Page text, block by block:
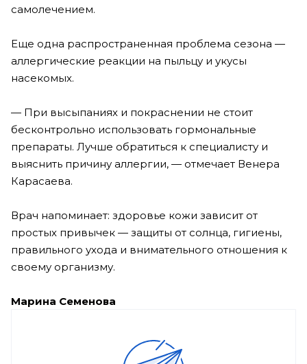
самолечением.
Еще одна распространенная проблема сезона —
аллергические реакции на пыльцу и укусы
насекомых.
— При высыпаниях и покраснении не стоит
бесконтрольно использовать гормональные
препараты. Лучше обратиться к специалисту и
выяснить причину аллергии, — отмечает Венера
Карасаева.
Врач напоминает: здоровье кожи зависит от
простых привычек — защиты от солнца, гигиены,
правильного ухода и внимательного отношения к
своему организму.
Марина Семенова